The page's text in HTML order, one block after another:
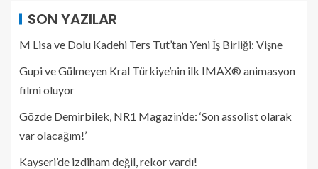
SON YAZILAR
M Lisa ve Dolu Kadehi Ters Tut’tan Yeni İş Birliği: Vişne
Gupi ve Gülmeyen Kral Türkiye’nin ilk IMAX® animasyon
filmi oluyor
Gözde Demirbilek, NR1 Magazin’de: ‘Son assolist olarak
var olacağım!’
Kayseri’de izdiham değil, rekor vardı!